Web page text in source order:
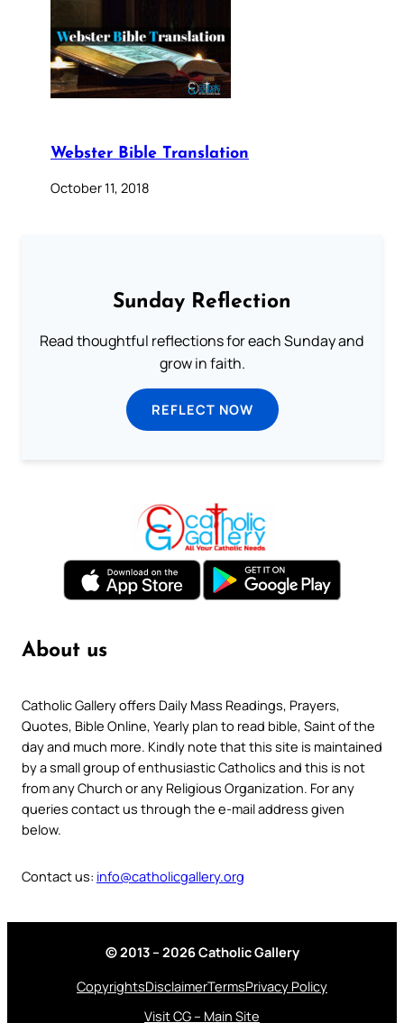
Webster Bible Translation
October 11, 2018
Sunday Reflection
Read thoughtful reflections for each Sunday and
grow in faith.
REFLECT NOW
About us
Catholic Gallery offers Daily Mass Readings, Prayers,
Quotes, Bible Online, Yearly plan to read bible, Saint of the
day and much more. Kindly note that this site is maintained
by a small group of enthusiastic Catholics and this is not
from any Church or any Religious Organization. For any
queries contact us through the e-mail address given
below.
Contact us: info@catholicgallery.org
© 2013 – 2026 Catholic Gallery
CopyrightsDisclaimerTermsPrivacy Policy
Visit CG – Main Site